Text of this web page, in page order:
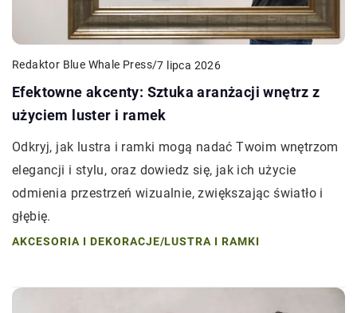
Redaktor Blue Whale Press/7 lipca 2026
Efektowne akcenty: Sztuka aranżacji wnętrz z
użyciem luster i ramek
Odkryj, jak lustra i ramki mogą nadać Twoim wnętrzom
elegancji i stylu, oraz dowiedz się, jak ich użycie
odmienia przestrzeń wizualnie, zwiększając światło i
głębię.
AKCESORIA I DEKORACJE/LUSTRA I RAMKI